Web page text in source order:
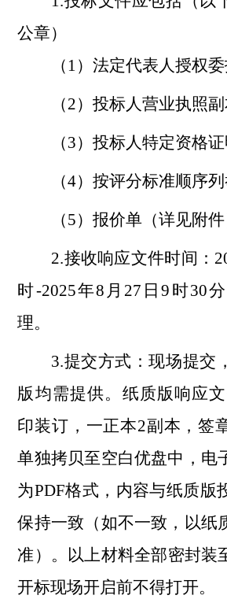
公章）
（ 1）法定代表人授权
（2）投标人营业执照
（3）投标人特定资格
（4）按评分标准顺序
（5）报价单（详见附件
2.接收响应文件时间：
时-2025年8 月 27 日9 时30分
理。
3.提交方式：现场提交
版均需提供。纸质版响应
印装订，一正本2副本，签
单独拷贝至空白优盘中 ， 电
为PDF格式，内容与纸质版
保持一致（如不一致，以纸
准） 。以上材料全部密封装
开标现场开启前不得打开。